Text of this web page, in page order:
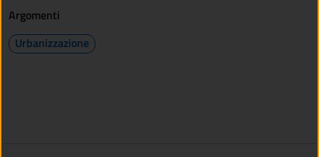
Argomenti
Urbanizzazione